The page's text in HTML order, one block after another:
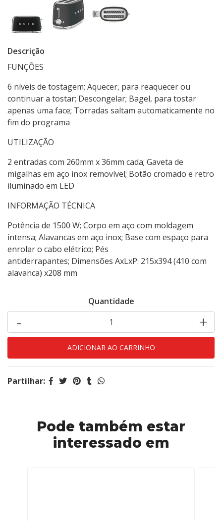
Descrição
FUNÇÕES
6 níveis de tostagem; Aquecer, para reaquecer ou
continuar a tostar; Descongelar; Bagel, para tostar
apenas uma face; Torradas saltam automaticamente no
fim do programa
UTILIZAÇÃO
2 entradas com 260mm x 36mm cada; Gaveta de
migalhas em aço inox removível; Botão cromado e retro
iluminado em LED
INFORMAÇÃO TÉCNICA
Potência de 1500 W; Corpo em aço com moldagem
intensa; Alavancas em aço inox; Base com espaço para
enrolar o cabo elétrico; Pés
antiderrapantes; Dimensões AxLxP: 215x394 (410 com
alavanca) x208 mm
Quantidade
+
-
Partilhar:
Pode também estar
interessado em